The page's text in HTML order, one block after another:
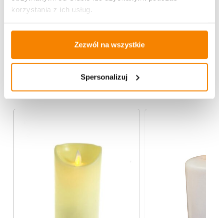
korzystania z ich usług.
Zezwól na wszystkie
Spersonalizuj
Opinie klientów
Więcej z kategorii Boże Narodzenie